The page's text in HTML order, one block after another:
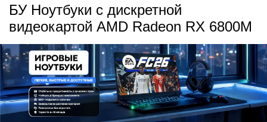
БУ Ноутбуки с дискретной
видеокартой AMD Radeon RX 6800M